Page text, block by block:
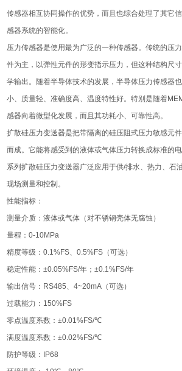
传感器相互协同操作的优势，而且也综合处理了其它
感器系统的智能化。
压力传感器是使用最为广泛的一种传感器。传统的压
件为主，以弹性元件的形变指示压力，但这种结构尺
学输出。随着半导体技术的发展，半导体压力传感器
小、质量轻、准确度高、温度特性好。特别是随着
感器向着微型化发展，而且其功耗小、可靠性高。
扩散硅压力变送器是把带隔离的硅压阻式压力敏感元
而成。它能将感受到的液体或气体压力转换成标准的
系列扩散硅压力变送器广泛应用于供/排水、热力、石
现场测量和控制。
性能指标：
测量介质：液体或气体（对不锈钢壳体无腐蚀）
量程：0-10MPa
精度等级：0.1%FS、0.5%FS（可选）
稳定性能：±0.05%FS/年；±0.1%FS/年
输出信号：RS485、4~20mA（可选）
过载能力：150%FS
零点温度系数：±0.01%FS/℃
满度温度系数：±0.02%FS/℃
防护等级：IP68